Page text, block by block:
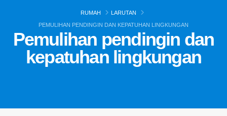
RUMAH
LARUTAN
PEMULIHAN PENDINGIN DAN KEPATUHAN LINGKUNGAN
Pemulihan pendingin dan
kepatuhan lingkungan